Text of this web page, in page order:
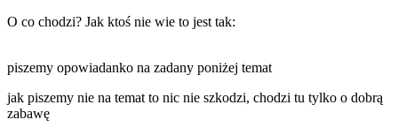
O co chodzi? Jak ktoś nie wie to jest tak:
piszemy opowiadanko na zadany poniżej temat
jak piszemy nie na temat to nic nie szkodzi, chodzi tu tylko o dobrą
zabawę